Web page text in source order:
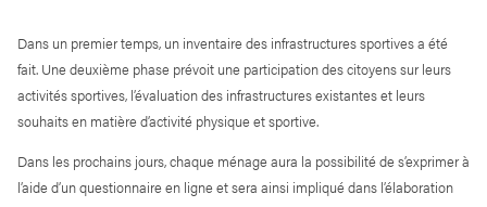
Dans un premier temps, un inventaire des infrastructures sportives a été
fait. Une deuxième phase prévoit une participation des citoyens sur leurs
activités sportives, l’évaluation des infrastructures existantes et leurs
souhaits en matière d’activité physique et sportive.
Dans les prochains jours, chaque ménage aura la possibilité de s’exprimer à
l’aide d’un questionnaire en ligne et sera ainsi impliqué dans l’élaboration